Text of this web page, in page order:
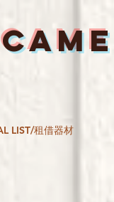
LIST/租借器材